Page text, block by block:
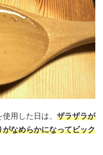
用した日は、 ザラザラが
なめらかになってビック